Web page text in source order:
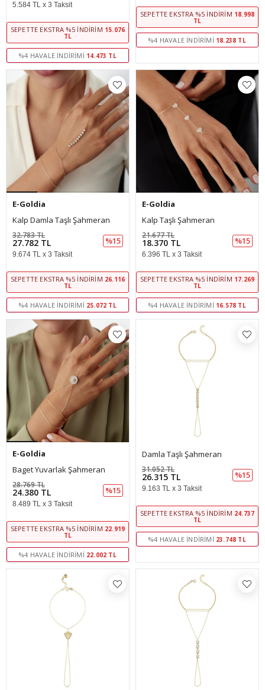
5.584 TL x 3 Taksit
SEPETTE EKSTRA %5 İNDIRIM 15.076
TL
%4 HAVALE İNDIRIMI 14.473 TL
SEPETTE EKSTRA %5 İNDIRIM 18.998
TL
%4 HAVALE İNDIRIMI 18.238 TL
E-Goldia
Kalp Damla Taşlı Şahmeran
27.782 TL
32.783 TL
%15
9.674 TL x 3 Taksit
SEPETTE EKSTRA %5 İNDIRIM 26.116
TL
%4 HAVALE İNDIRIMI 25.072 TL
E-Goldia
Kalp Taşlı Şahmeran
18.370 TL
21.677 TL
%15
6.396 TL x 3 Taksit
SEPETTE EKSTRA %5 İNDIRIM 17.269
TL
%4 HAVALE İNDIRIMI 16.578 TL
E-Goldia
Baget Yuvarlak Şahmeran
24.380 TL
28.769 TL
%15
8.489 TL x 3 Taksit
SEPETTE EKSTRA %5 İNDIRIM 22.919
TL
%4 HAVALE İNDIRIMI 22.002 TL
Damla Taşlı Şahmeran
26.315 TL
31.052 TL
%15
9.163 TL x 3 Taksit
SEPETTE EKSTRA %5 İNDIRIM 24.737
TL
%4 HAVALE İNDIRIMI 23.748 TL